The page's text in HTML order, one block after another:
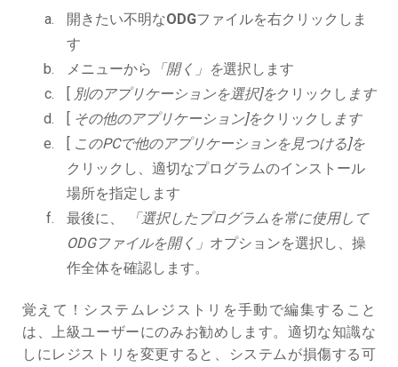
開きたい不明なODGファイルを右クリックしま
す
メニューから
「開く」を選択します
[ 別のアプリケーションを選択]をクリックし ます
[ その他のアプリケーション]をクリックし ます
[ このPCで他のアプリケーションを見つける]を
クリックし、適切なプログラムのインストール
場所を指定します
最後に、
「選択したプログラムを常に使用して
ODGファイルを開く」 オプションを選択し、操
作全体を確認します。
覚えて！システムレジストリを手動で編集すること
は、上級ユーザーにのみお勧めします。適切な知識な
しにレジストリを変更すると、システムが損傷する可